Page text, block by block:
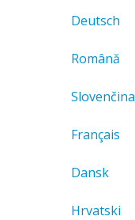
Deutsch
Română
Slovenčina
Français
Dansk
Hrvatski